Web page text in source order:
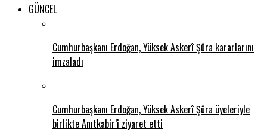
GÜNCEL
Cumhurbaşkanı Erdoğan, Yüksek Askerî Şûra kararlarını
imzaladı
Cumhurbaşkanı Erdoğan, Yüksek Askerî Şûra üyeleriyle
birlikte Anıtkabir’i ziyaret etti